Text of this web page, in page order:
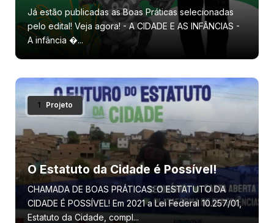
Já estão publicadas as Boas Práticas selecionadas
pelo edital! Veja agora! - A CIDADE E AS INFÂNCIAS -
A infância �...
1 Projeto
O Estatuto da Cidade é Possível!
CHAMADA DE BOAS PRÁTICAS: O ESTATUTO DA
CIDADE É POSSÍVEL! Em 2021 a Lei Federal 10.257/01,
Estatuto da Cidade, compl...